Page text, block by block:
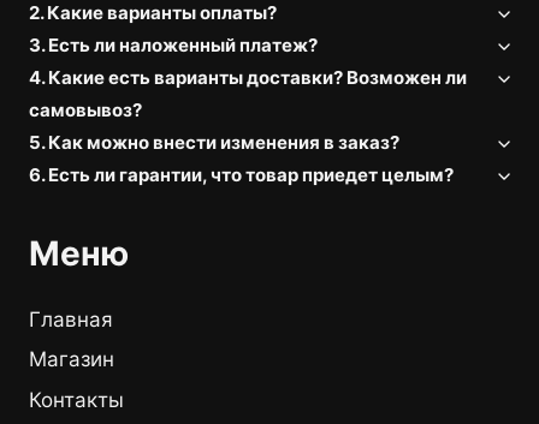
2. Какие варианты оплаты?
3. Есть ли наложенный платеж?
4. Какие есть варианты доставки? Возможен ли
самовывоз?
5. Как можно внести изменения в заказ?
6. Есть ли гарантии, что товар приедет целым?
Меню
Главная
Магазин
Контакты